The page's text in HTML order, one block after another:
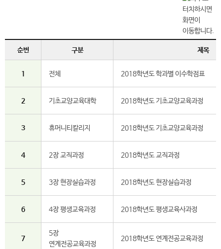
수
목
순번 구분 제목
1 전체 2018학년도 학과별 이수학점표
2 기초교양교육대학 2018학년도 기초교양교육과정
3 휴머니티칼리지 2018학년도 기초교양교육과정
4 2장 교직과정 2018학년도 교직과정
5 3장 현장실습과정 2018학년도 현장실습과정
6 4장 평생교육과정 2018학년도 평생교육사과정
7
5장
연계전공교육과정
2018학년도 연계전공교육과정